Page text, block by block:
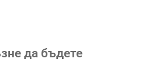
да бъдете